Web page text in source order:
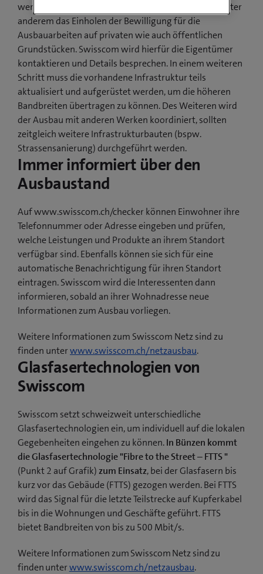
werden, sind noch Vorarbeiten nötig. Dazu gehört unter
anderem das Einholen der Bewilligung für die
Ausbauarbeiten auf privaten wie auch öffentlichen
Grundstücken. Swisscom wird hierfür die Eigentümer
kontaktieren und Details besprechen. In einem weiteren
Schritt muss die vorhandene Infrastruktur teils
aktualisiert und aufgerüstet werden, um die höheren
Bandbreiten übertragen zu können. Des Weiteren wird
der Ausbau mit anderen Werken koordiniert, sollten
zeitgleich weitere Infrastrukturbauten (bspw.
Strassensanierung) durchgeführt werden.
Immer informiert über den
Ausbaustand
Auf www.swisscom.ch/checker können Einwohner ihre
Telefonnummer oder Adresse eingeben und prüfen,
welche Leistungen und Produkte an ihrem Standort
verfügbar sind. Ebenfalls können sie sich für eine
automatische Benachrichtigung für ihren Standort
eintragen. Swisscom wird die Interessenten dann
informieren, sobald an ihrer Wohnadresse neue
Informationen zum Ausbau vorliegen.
Weitere Informationen zum Swisscom Netz sind zu
finden unterwww.swisscom.ch/netzausbau.
Glasfasertechnologien von
Swisscom
Swisscom setzt schweizweit unterschiedliche
Glasfasertechnologien ein, um individuell auf die lokalen
Gegebenheiten eingehen zu können.In Bünzen kommt
die Glasfasertechnologie "Fibre to the Street – FTTS "
(Punkt 2 auf Grafik)zum Einsatz, bei der Glasfasern bis
kurz vor das Gebäude (FTTS) gezogen werden. Bei FTTS
wird das Signal für die letzte Teilstrecke auf Kupferkabel
bis in die Wohnungen und Geschäfte geführt. FTTS
bietet Bandbreiten von bis zu 500 Mbit/s.
Weitere Informationen zum Swisscom Netz sind zu
finden unterwww.swisscom.ch/netzausbau.